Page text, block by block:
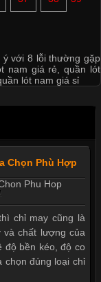
ý với 8 lỗi thường gặp
nam giá rẻ ,quần lót
lót nam giá sỉ
Chọn Phù Hợp
chỉ may cũng là
và chất lượng của
độ bền kéo, độ co
chọn đúng loại chỉ